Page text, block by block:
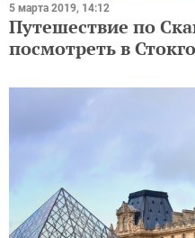
5 марта 2019, 14:12
Путешествие по
посмотреть в